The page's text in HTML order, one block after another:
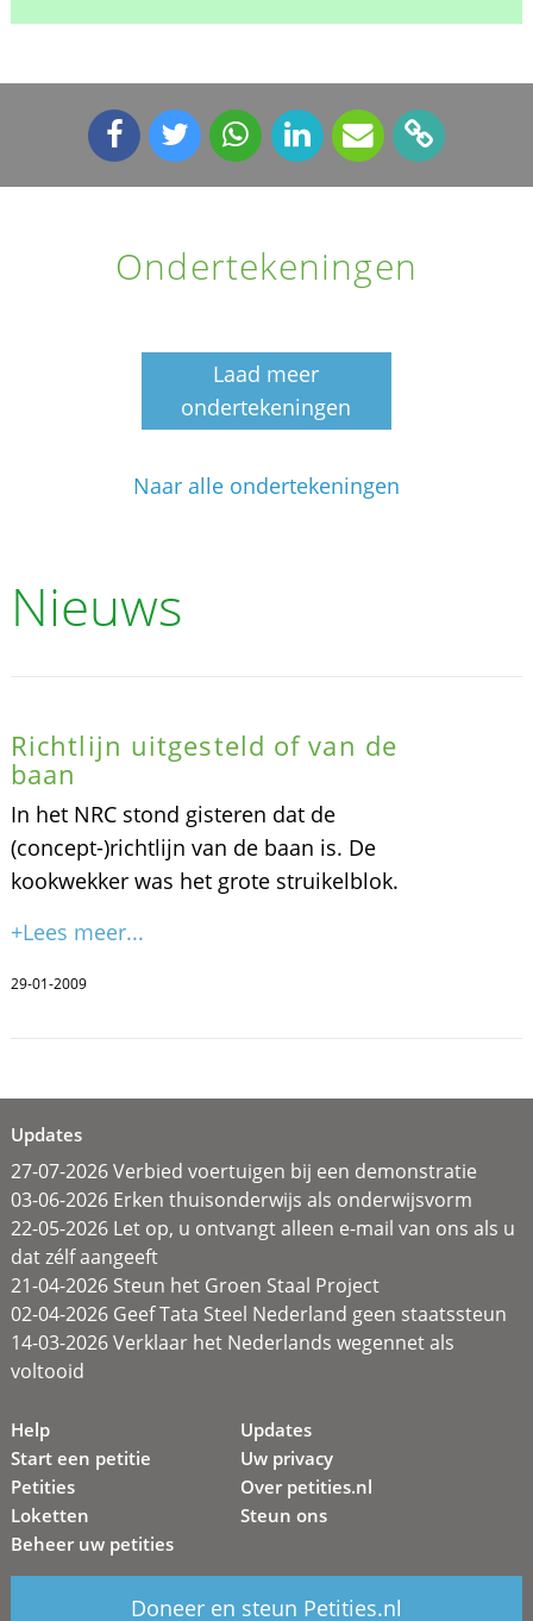
Ondertekeningen
Laad meer
ondertekeningen
Naar alle ondertekeningen
Nieuws
Richtlijn uitgesteld of van de
baan
In het NRC stond gisteren dat de
(concept-)richtlijn van de baan is. De
kookwekker was het grote struikelblok.
+Lees meer...
29-01-2009
Updates
27-07-2026 Verbied voertuigen bij een demonstratie
03-06-2026 Erken thuisonderwijs als onderwijsvorm
22-05-2026 Let op, u ontvangt alleen e-mail van ons als u
dat zélf aangeeft
21-04-2026 Steun het Groen Staal Project
02-04-2026 Geef Tata Steel Nederland geen staatssteun
14-03-2026 Verklaar het Nederlands wegennet als
voltooid
Help
Start een petitie
Petities
Loketten
Beheer uw petities
Updates
Uw privacy
Over petities.nl
Steun ons
Doneer en steun Petities.nl